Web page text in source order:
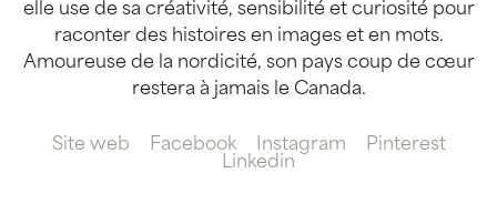
elle use de sa créativité, sensibilité et curiosité pour
raconter des histoires en images et en mots.
Amoureuse de la nordicité, son pays coup de cœur
restera à jamais le Canada.
Site web Facebook Instagram
Pinterest
Linkedin